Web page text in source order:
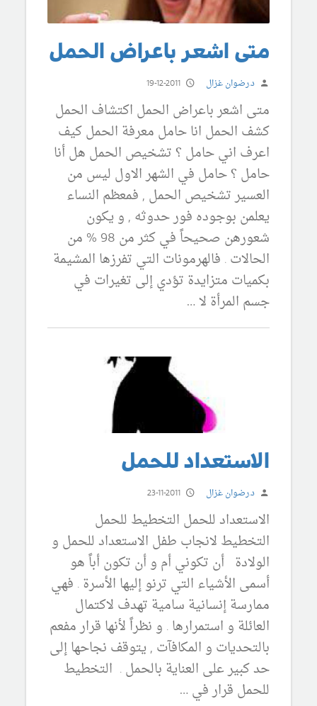
متى اشعر باعراض الحمل
د.رضوان غزال 19-12-2011
متى اشعر باعراض الحمل اكتشاف الحمل
كشف الحمل انا حامل معرفة الحمل كيف
اعرف اني حامل ؟ تشخيص الحمل هل أنا
حامل ؟ حامل في الشهر الاول ليس من
العسير تشخيص الحمل , فمعظم النساء
يعلمن بوجوده فور حدوثه , و يكون
شعورهن صحيحاً في كثر من 98 % من
الحالات . فالهرمونات التي تفرزها المشيمة
بكميات متزايدة تؤدي إلى تغيرات في
جسم المرأة لا …
الاستعداد للحمل
د.رضوان غزال 23-11-2011
الاستعداد للحمل التخطيط للحمل
التخطيط لانجاب طفل الاستعداد للحمل و
الولادة أن تكوني أم و أن تكون أباً هو
أسمى الأشياء التي ترنو إليها الأسرة . فهي
ممارسة إنسانية سامية تهدف لاكتمال
العائلة و استمرارها . و نظراً لأنها قرار مفعم
بالتحديات و المكافآت , يتوقف نجاحها إلى
حد كبير على العناية بالحمل . التخطيط
للحمل قرار في …